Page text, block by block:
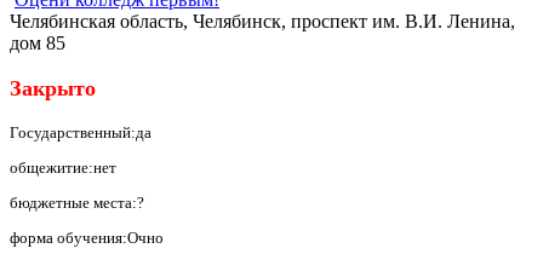
Челябинская область, Челябинск, проспект им. В.И. Ленина,
дом 85
Закрыто
Государственный:да
общежитие:нет
бюджетные места:?
форма обучения:Очно